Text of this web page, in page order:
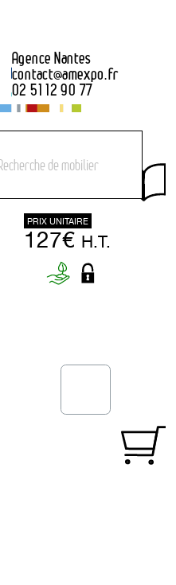
Agence Nantes
contact@amexpo.fr
02 51 12 90 77
PRIX UNITAIRE
127€ H.T.